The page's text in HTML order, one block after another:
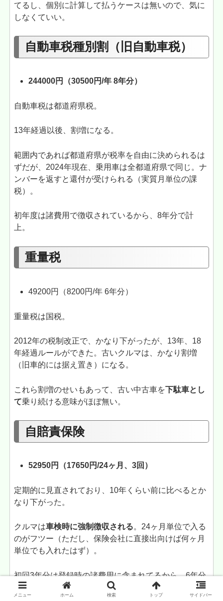
てるし、個別に計算して払うケースは無いので、気に
しなくていい。
自動車税種別割（旧自動車税）
244000円（30500円/年 8年分）
自動車税は都道府県税。
13年経過以後、割増になる。
範囲内であれば都道府県が税率を自由に決められるは
ずだが、2024年現在、乗用車は全都道府県で同じ。ナ
ンバーを返すと還付が受けられる（実質月単位の課
税）。
初年度は諸費用で徴収されているから、8年分で計
上。
重量税
49200円（8200円/年 6年分）
重量税は国税。
2012年の税制改正で、かなり下がったが、13年、18
年経過ルールができた。古いクルマは、かなり割増
（旧車的には据え置き）になる。
これら割増のせいもあって、古い中古車を下駄車とし
て乗り続ける意味がほぼ無い。
自賠責保険
52950円（17650円/24ヶ月、3回）
定期的に見直されており、10年くらい前に比べるとか
なり下がった。
クルマは車検時に強制徴収される。24ヶ月単位で入る
のがフツー（ただし、保険会社に直接出向けば何ヶ月
単位でも入れたはず）。
初回3年分は登録時の諸費用に含まれてるから、6年分
の3回を計上。ただし今後、変わる可能性はある（上
がると予想）。なお、離島は金額が異なる。
メニュー ホーム 検索 トップ サイドバー